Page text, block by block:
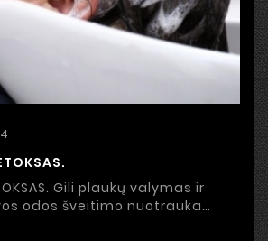
Gili plaukų valymas ir